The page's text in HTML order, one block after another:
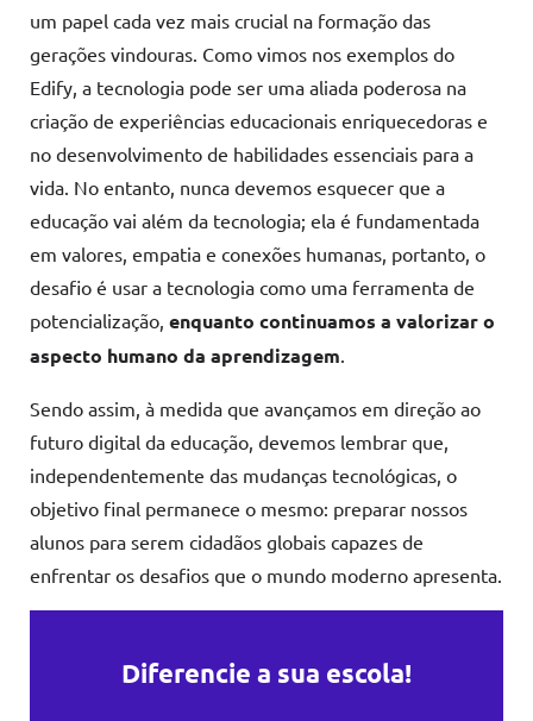
um papel cada vez mais crucial na formação das
gerações vindouras. Como vimos nos exemplos do
Edify, a tecnologia pode ser uma aliada poderosa na
criação de experiências educacionais enriquecedoras e
no desenvolvimento de habilidades essenciais para a
vida. No entanto, nunca devemos esquecer que a
educação vai além da tecnologia; ela é fundamentada
em valores, empatia e conexões humanas, portanto, o
desafio é usar a tecnologia como uma ferramenta de
potencialização, enquanto continuamos a valorizar o
aspecto humano da aprendizagem
Sendo assim, à medida que avançamos em direção ao
futuro digital da educação, devemos lembrar que,
independentemente das mudanças tecnológicas, o
objetivo final permanece o mesmo: preparar nossos
alunos para serem cidadãos globais capazes de
enfrentar os desafios que o mundo moderno apresenta.
Diferencie a sua escola!